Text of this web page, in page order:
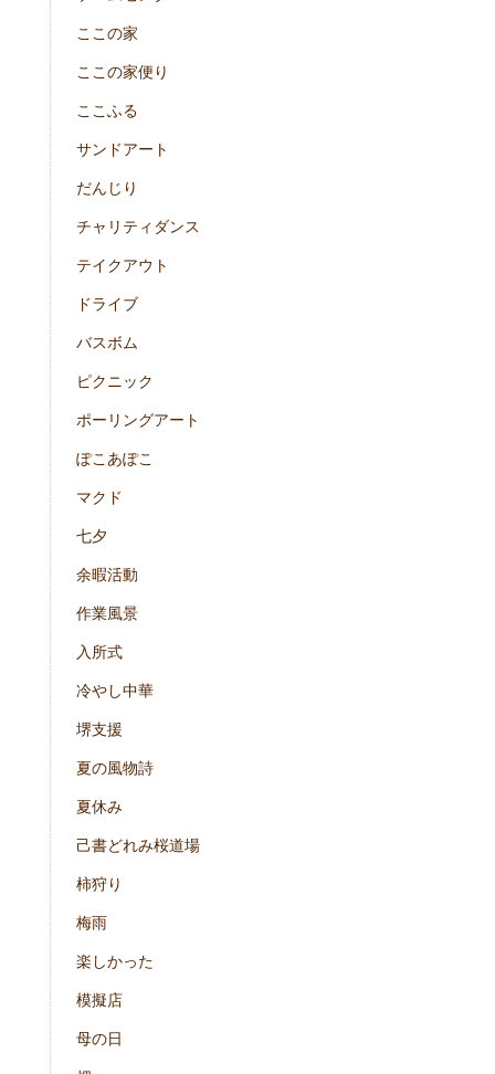
ここの家
ここの家便り
ここふる
サンドアート
だんじり
チャリティダンス
テイクアウト
ドライブ
バスボム
ピクニック
ポーリングアート
ぽこあぽこ
マクド
七夕
余暇活動
作業風景
入所式
冷やし中華
堺支援
夏の風物詩
夏休み
己書どれみ桜道場
柿狩り
梅雨
楽しかった
模擬店
母の日